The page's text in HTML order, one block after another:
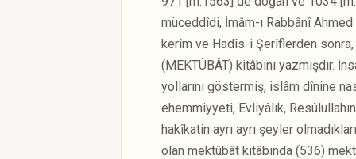
müceddîdi, İmâm-ı Rabbânî
kerîm ve Hadîs-i Şerîflerden
(MEKTÛBÂT) kitâbını yazmışdır.
yollarını göstermiş, islâm dînine
ehemmiyyeti, Evliyâlık,
hakîkatin ayrı ayrı şeyler
olan mektûbât kitâbında (536)